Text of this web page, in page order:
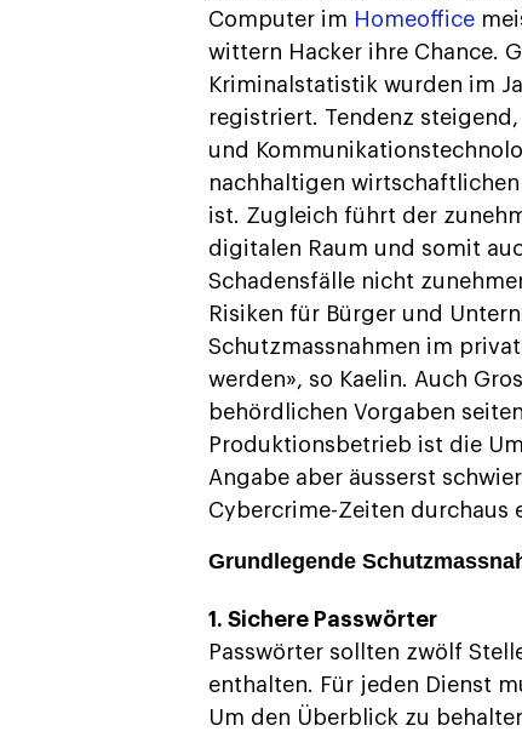
Computer im Homeoffice
wittern Hacker ihre Chance.
Kriminalstatistik wurden im
registriert. Tendenz
und
nachhaltigen
ist. Zugleich führt der
digitalen Raum und somit
Schadensfälle nicht
Risiken für Bürger und
Schutzmassnahmen im
werden», so Kaelin. Auch
behördlichen Vorgaben
Produktionsbetrieb ist die
Angabe aber äusserst
Cybercrime-Zeiten durchaus
Grundlegende
1. Sichere Passwörter
Passwörter sollten zwölf
enthalten. Für jeden Dienst
Um den Überblick zu